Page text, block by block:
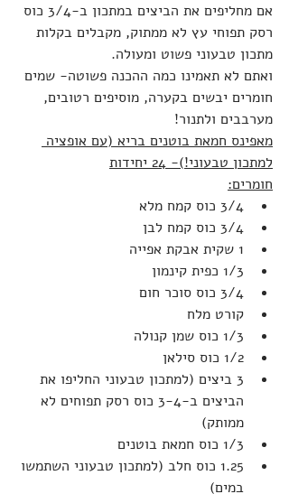
אם מחליפים את הביצים במתכון ב-3/4 כוס
רסק תפוחי עץ לא ממתוק, מקבלים בקלות
מתכון טבעוני פשוט ומעולה.
ואתם לא תאמינו כמה ההכנה פשוטה- שמים
חומרים יבשים בקערה, מוסיפים רטובים,
מערבבים ולתנור!
מאפינס חמאת בוטנים בריא (עם אופציה
למתכון טבעוני!)- 24 יחידות
חומרים:
3/4 כוס קמח מלא
3/4 כוס קמח לבן
1 שקית אבקת אפייה
1/3 כפית קינמון
3/4 כוס סוכר חום
קורט מלח
1/3 כוס שמן קנולה
1/2 כוס סילאן
3 ביצים (למתכון טבעוני החליפו את
הביצים ב-3-4 כוס רסק תפוחים לא
ממותק)
1/3 כוס חמאת בוטנים
1.25 כוס חלב (למתכון טבעוני השתמשו
במים)